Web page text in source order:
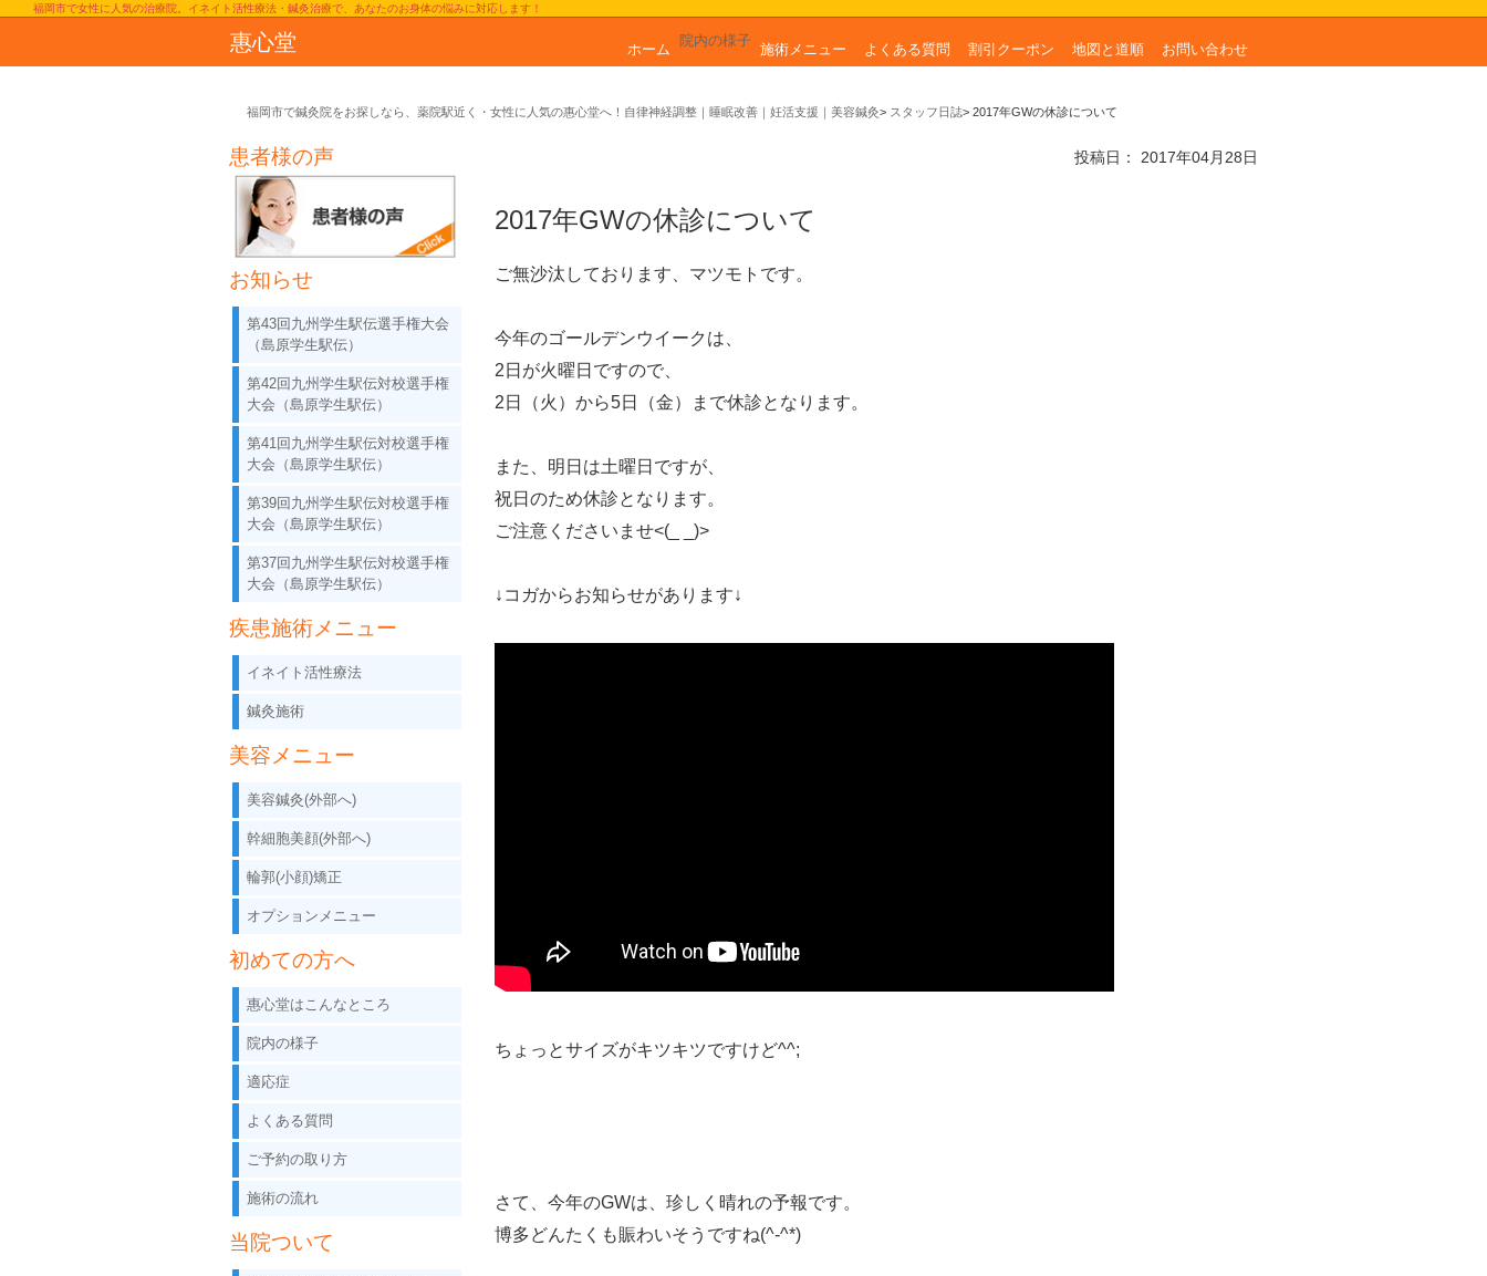
福岡市で女性に人気の治療院。イネイト活性療法・鍼灸治療で、あなたのお身体の悩みに対応します！
惠心堂 ホーム
院内の様子
施術メニュー よくある質問 割引クーポン 地図と道順 お問い合わせ
福岡市で鍼灸院をお探しなら、薬院駅近く・女性に人気の惠心堂へ！自律神経調整｜睡眠改善｜妊活支援｜美容鍼灸 スタッフ日誌 2017年GWの休診について
投稿日： 2017年04月28日
2017年GWの休診について
ご無沙汰しております、マツモトです。
今年のゴールデンウイークは、
2日が火曜日ですので、
2日（火）から5日（金）まで休診となります。
また、明日は土曜日ですが、
祝日のため休診となります。
ご注意くださいませ<(_ _)>
↓コガからお知らせがあります↓
ちょっとサイズがキツキツですけど^^;
さて、今年のGWは、珍しく晴れの予報です。
博多どんたくも賑わいそうですね(^-^*)
患者様の声
お知らせ
第43回九州学生駅伝選手権大会
（島原学生駅伝）
第42回九州学生駅伝対校選手権
大会（島原学生駅伝）
第41回九州学生駅伝対校選手権
大会（島原学生駅伝）
第39回九州学生駅伝対校選手権
大会（島原学生駅伝）
第37回九州学生駅伝対校選手権
大会（島原学生駅伝）
疾患施術メニュー
イネイト活性療法
鍼灸施術
美容メニュー
美容鍼灸(外部へ)
幹細胞美顔(外部へ)
輪郭(小顔)矯正
オプションメニュー
初めての方へ
惠心堂はこんなところ
院内の様子
適応症
よくある質問
ご予約の取り方
施術の流れ
当院ついて